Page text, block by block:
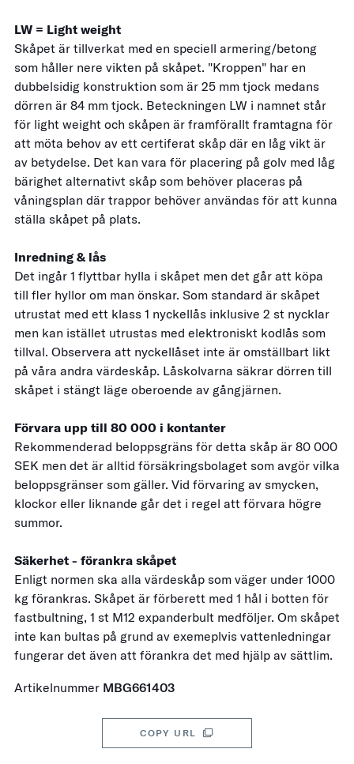
LW = Light weight
Skåpet är tillverkat med en speciell armering/betong
som håller nere vikten på skåpet. "Kroppen" har en
dubbelsidig konstruktion som är 25 mm tjock medans
dörren är 84 mm tjock. Beteckningen LW i namnet står
för light weight och skåpen är framförallt framtagna för
att möta behov av ett certiferat skåp där en låg vikt är
av betydelse. Det kan vara för placering på golv med låg
bärighet alternativt skåp som behöver placeras på
våningsplan där trappor behöver användas för att kunna
ställa skåpet på plats.
Inredning & lås
Det ingår 1 flyttbar hylla i skåpet men det går att köpa
till fler hyllor om man önskar. Som standard är skåpet
utrustat med ett klass 1 nyckellås inklusive 2 st nycklar
men kan istället utrustas med elektroniskt kodlås som
tillval. Observera att nyckellåset inte är omställbart likt
på våra andra värdeskåp. Låskolvarna säkrar dörren till
skåpet i stängt läge oberoende av gångjärnen.
Förvara upp till 80 000 i kontanter
Rekommenderad beloppsgräns för detta skåp är 80 000
SEK men det är alltid försäkringsbolaget som avgör vilka
beloppsgränser som gäller. Vid förvaring av smycken,
klockor eller liknande går det i regel att förvara högre
summor.
Säkerhet - förankra skåpet
Enligt normen ska alla värdeskåp som väger under 1000
kg förankras. Skåpet är förberett med 1 hål i botten för
fastbultning, 1 st M12 expanderbult medföljer. Om skåpet
inte kan bultas på grund av exemeplvis vattenledningar
fungerar det även att förankra det med hjälp av sättlim.
Artikelnummer MBG661403
COPY URL